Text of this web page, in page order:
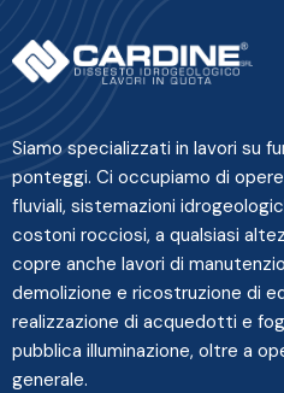
Siamo specializzati in lavori su
ponteggi. Ci occupiamo di
fluviali, sistemazioni
costoni rocciosi, a qualsiasi
copre anche lavori di
demolizione e ricostruzione di
realizzazione di acquedotti e
pubblica illuminazione, oltre a
generale.